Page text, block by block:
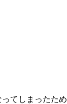
てしまったため